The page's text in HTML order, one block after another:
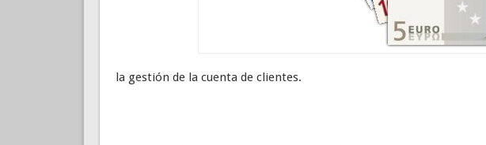
la gestión de la cuenta de clientes.